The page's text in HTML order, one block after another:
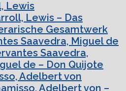
Lewis
Lewis – Das
Gesamtwerk
Saavedra, Miguel de
Saavedra,
de – Don Quijote
Adelbert von
Adelbert von –